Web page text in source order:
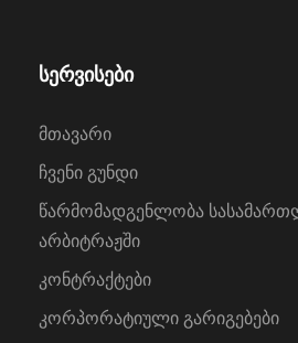
სერვისები
მთავარი
ჩვენი გუნდი
წარმომადგენლობა
არბიტრაჟში
კონტრაქტები
კორპორატიული გარიგებები